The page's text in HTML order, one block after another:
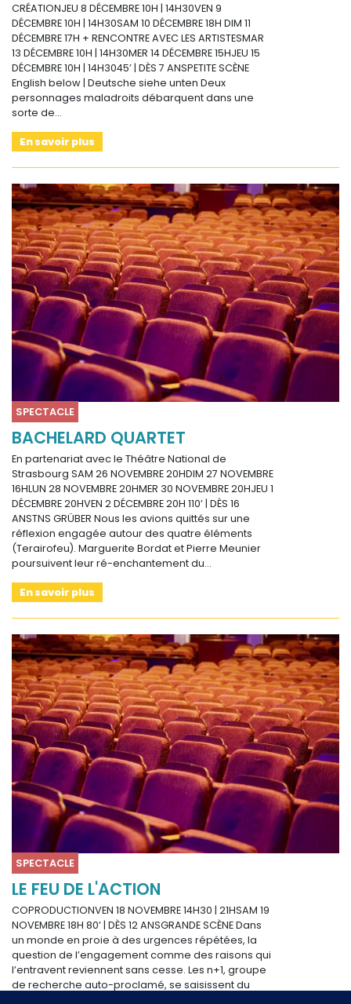
CRÉATIONJEU 8 DÉCEMBRE 10H | 14H30VEN 9
DÉCEMBRE 10H | 14H30SAM 10 DÉCEMBRE 18H DIM 11
DÉCEMBRE 17H + RENCONTRE AVEC LES ARTISTESMAR
13 DÉCEMBRE 10H | 14H30MER 14 DÉCEMBRE 15HJEU 15
DÉCEMBRE 10H | 14H3045’ | DÈS 7 ANSPETITE SCÈNE
English below | Deutsche siehe unten Deux
personnages maladroits débarquent dans une
sorte de…
En savoir plus
SPECTACLE
BACHELARD QUARTET
En partenariat avec le Théâtre National de
Strasbourg SAM 26 NOVEMBRE 20HDIM 27 NOVEMBRE
16HLUN 28 NOVEMBRE 20HMER 30 NOVEMBRE 20HJEU 1
DÉCEMBRE 20HVEN 2 DÉCEMBRE 20H 110’ | DÈS 16
ANSTNS GRÜBER Nous les avions quittés sur une
réflexion engagée autour des quatre éléments
(Terairofeu). Marguerite Bordat et Pierre Meunier
poursuivent leur ré-enchantement du…
En savoir plus
SPECTACLE
LE FEU DE L'ACTION
COPRODUCTIONVEN 18 NOVEMBRE 14H30 | 21HSAM 19
NOVEMBRE 18H 80’ | DÈS 12 ANSGRANDE SCÈNE Dans
un monde en proie à des urgences répétées, la
question de l’engagement comme des raisons qui
l’entravent reviennent sans cesse. Les n+1, groupe
de recherche auto-proclamé, se saisissent du